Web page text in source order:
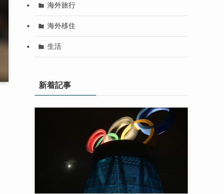
海外旅行
海外移住
生活
新着記事